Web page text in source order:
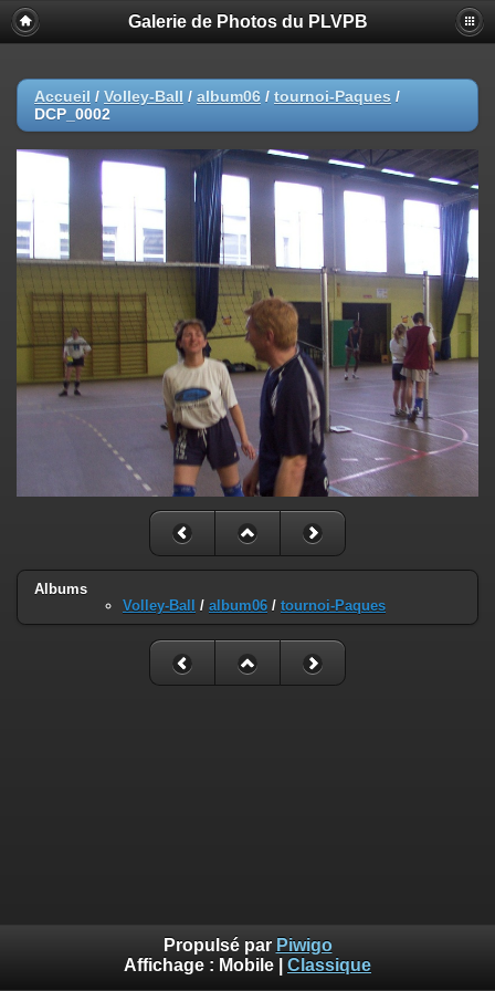
Galerie de Photos du PLVPB
Accueil / Volley-Ball / album06 / tournoi-Paques /
DCP_0002
Albums
Volley-Ball
/ album06 / tournoi-Paques
Propulsé par Piwigo
Affichage : Mobile Classique